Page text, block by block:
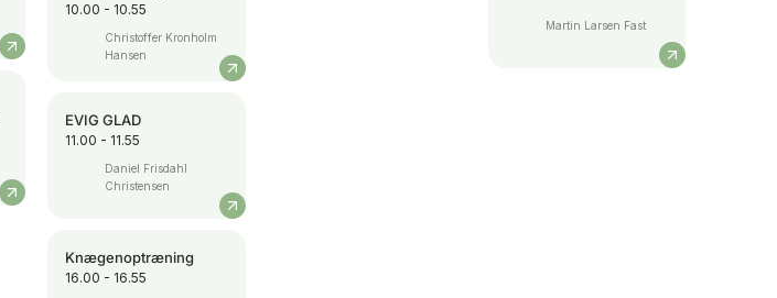
10.00 - 10.55
Christoffer Kronholm
Hansen
EVIG GLAD
11.00 - 11.55
Daniel Frisdahl
Christensen
Knægenoptræning
16.00 - 16.55
Martin Larsen Fast